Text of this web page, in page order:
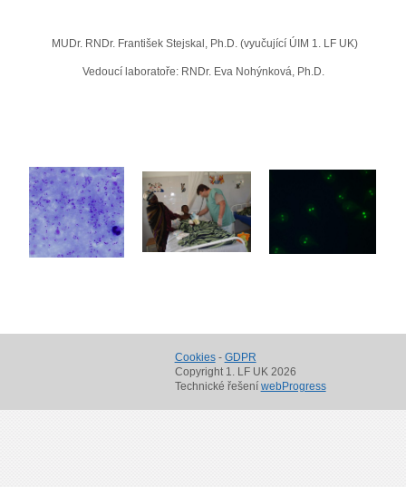
MUDr. RNDr. František Stejskal, Ph.D. (vyučující ÚIM 1. LF UK)
Vedoucí laboratoře: RNDr. Eva Nohýnková, Ph.D.
Cookies- GDPR
Copyright 1. LF UK 2026
Technické řešení webProgress